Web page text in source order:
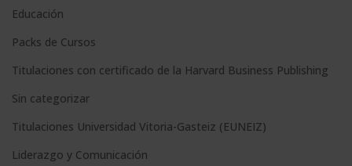
i
v
e
Educación
Packs de Cursos
Titulaciones con certificado de la Harvard Business Publishing
Sin categorizar
Titulaciones Universidad Vitoria-Gasteiz (EUNEIZ)
Liderazgo y Comunicación